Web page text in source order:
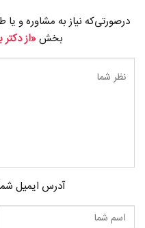
درصورتی‌که نیاز به مشاوره و
بخش«از دکتر
آدرس ایمیل